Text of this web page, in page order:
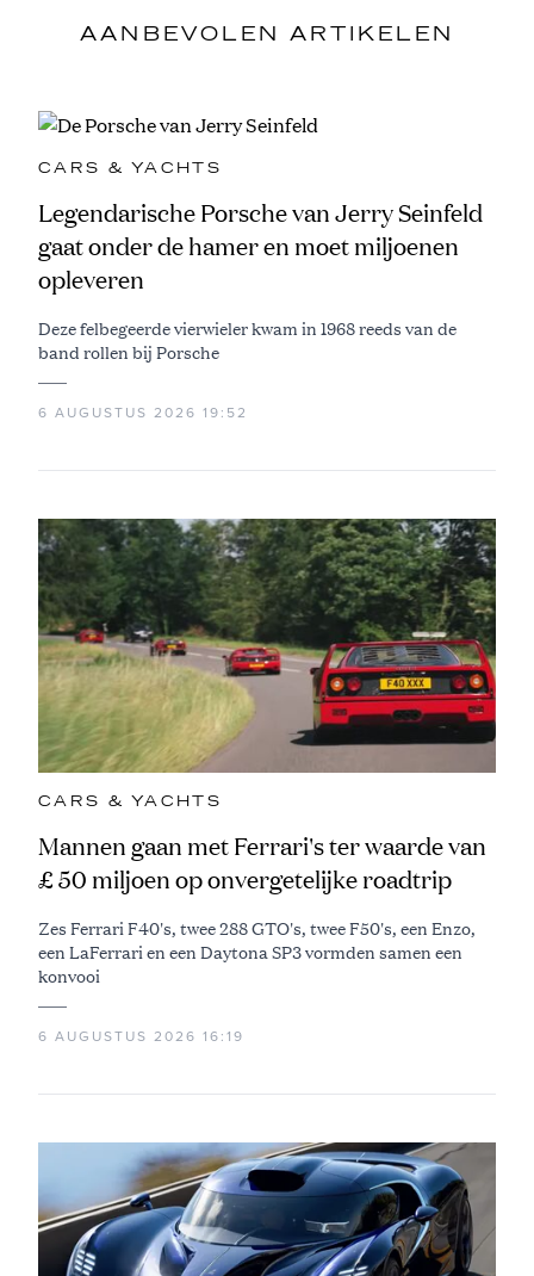
AANBEVOLEN ARTIKELEN
CARS & YACHTS
Legendarische Porsche van Jerry Seinfeld
gaat onder de hamer en moet miljoenen
opleveren
Deze felbegeerde vierwieler kwam in 1968 reeds van de
band rollen bij Porsche
6 AUGUSTUS 2026 19:52
CARS & YACHTS
Mannen gaan met Ferrari's ter waarde van
£ 50 miljoen op onvergetelijke roadtrip
Zes Ferrari F40's, twee 288 GTO's, twee F50's, een Enzo,
een LaFerrari en een Daytona SP3 vormden samen een
konvooi
6 AUGUSTUS 2026 16:19